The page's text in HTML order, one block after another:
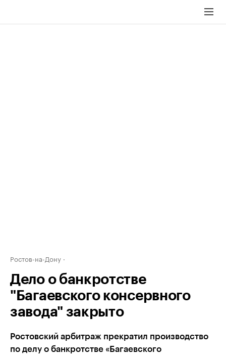
Ростов-на-Дону
Дело о банкротстве
"Багаевского консервного
завода" закрыто
Ростовский арбитраж прекратил производство
по делу о банкротстве «Багаевского